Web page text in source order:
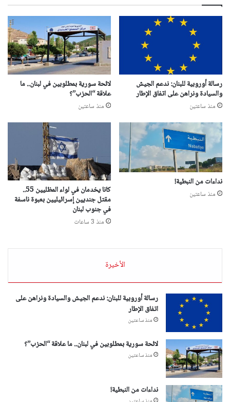
رسالة أوروبية للبنان: ندعم الجيش
والسيادة ونراهن على اتفاق الإطار
منذ ساعتين
لائحة سورية بمطلوبين في لبنان.. ما
علاقة “الحزب”؟
منذ ساعتين
نداءات من النبطية!
منذ ساعتين كانا يخدمان في لواء المظليين 55..
مقتل جنديين إسرائيليين بعبوة ناسفة
في جنوب لبنان
منذ 3 ساعات
الأخيرة
رسالة أوروبية للبنان: ندعم الجيش والسيادة ونراهن على
اتفاق الإطار
منذ ساعتين
لائحة سورية بمطلوبين في لبنان.. ما علاقة “الحزب”؟
منذ ساعتين
نداءات من النبطية!